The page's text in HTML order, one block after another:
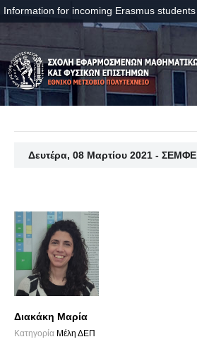
Information for incoming Erasmus students
Δευτέρα, 08 Μαρτίου 2021 - ΣΕΜΦΕ
Διακάκη Μαρία
Κατηγορία Μέλη ΔΕΠ